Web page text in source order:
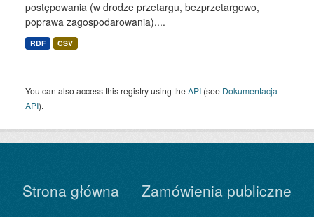
postępowania (w drodze przetargu, bezprzetargowo,
poprawa zagospodarowania),...
RDF CSV
You can also access this registry using theAPI (see Dokumentacja
API).
Strona główna
Zamówienia publiczne